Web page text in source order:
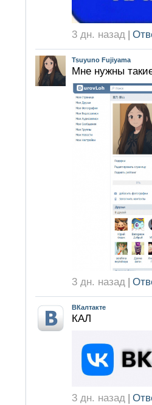
3 дн. назад |
Tsuyuno Fujiyama
Мне нужны
3 дн. назад |
ВКалтакте
КАЛ
3 дн. назад |